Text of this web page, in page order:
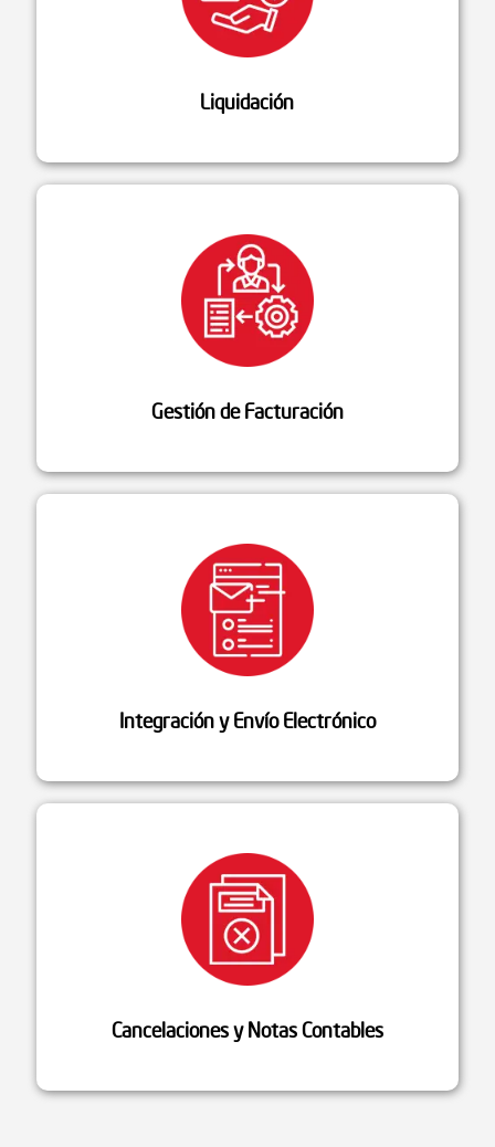
Liquidación
Gestión de Facturación
Integración y Envío Electrónico
Cancelaciones y Notas Contables